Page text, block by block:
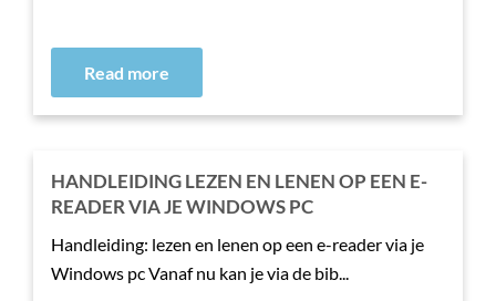
Read more
HANDLEIDING LEZEN EN LENEN OP EEN E-
READER VIA JE WINDOWS PC
Handleiding: lezen en lenen op een e-reader via je
Windows pc Vanaf nu kan je via de bib...